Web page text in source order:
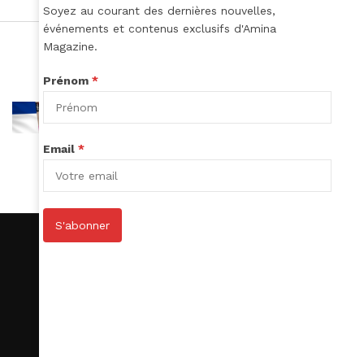
Soyez au courant des dernières nouvelles,
événements et contenus exclusifs d'Amina
Magazine.
Prénom *
Email *
S'abonner